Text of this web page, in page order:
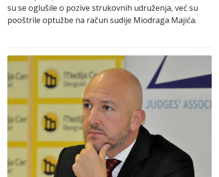
su se oglušile o pozive strukovnih udruženja, već su
pooštrile optužbe na račun sudije Miodraga Majića.